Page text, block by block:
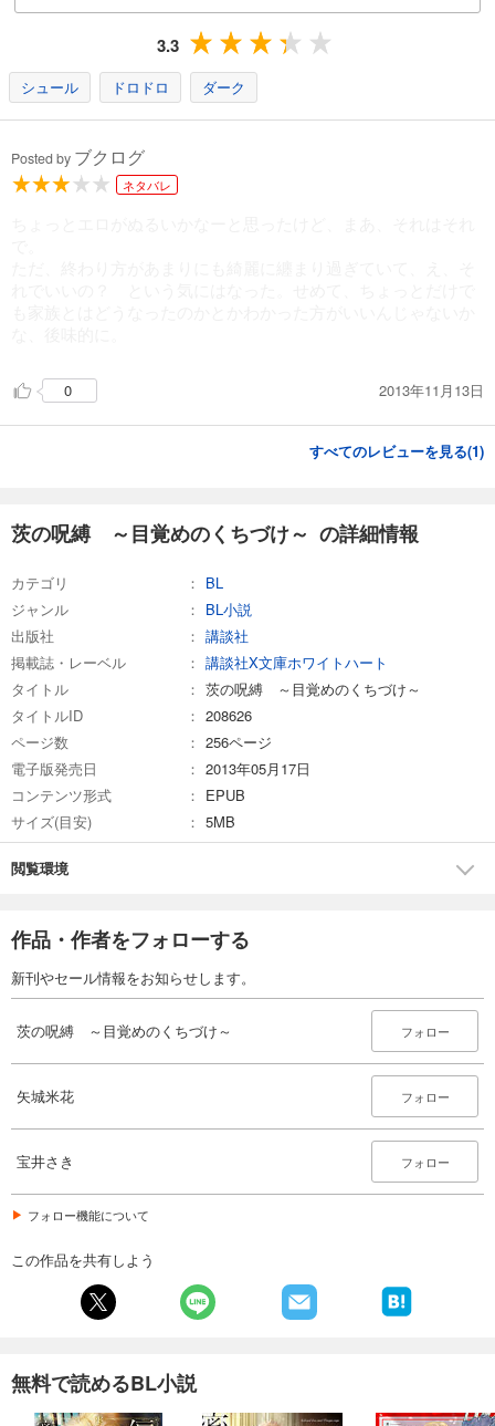
3.3
シュール ドロドロ ダーク
Posted by ブクログ
ネタバレ
0 2013年11月13日
すべてのレビューを見る(1)
茨の呪縛 ～目覚めのくちづけ～ の詳細情報
カテゴリ
BL
ジャンル
BL小説
出版社
講談社
掲載誌・レーベル
講談社X文庫ホワイトハート
タイトル
茨の呪縛 ～目覚めのくちづけ～
タイトルID
208626
ページ数
256ページ
電子版発売日
2013年05月17日
コンテンツ形式
EPUB
サイズ(目安)
5MB
閲覧環境
作品・作者をフォローする
新刊やセール情報をお知らせします。
茨の呪縛 ～目覚めのくちづけ～ フォロー
矢城米花 フォロー
宝井さき フォロー
フォロー機能について
この作品を共有しよう
無料で読めるBL小説